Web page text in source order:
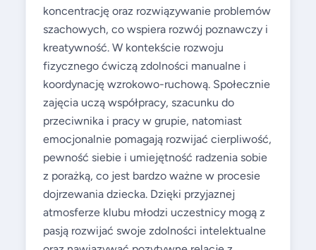
koncentrację oraz rozwiązywanie problemów
szachowych, co wspiera rozwój poznawczy i
kreatywność. W kontekście rozwoju
fizycznego ćwiczą zdolności manualne i
koordynację wzrokowo-ruchową. Społecznie
zajęcia uczą współpracy, szacunku do
przeciwnika i pracy w grupie, natomiast
emocjonalnie pomagają rozwijać cierpliwość,
pewność siebie i umiejętność radzenia sobie
z porażką, co jest bardzo ważne w procesie
dojrzewania dziecka. Dzięki przyjaznej
atmosferze klubu młodzi uczestnicy mogą z
pasją rozwijać swoje zdolności intelektualne